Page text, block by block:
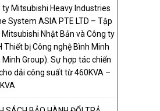
ty Mitsubishi Heavy Industries
System ASIA PTE LTD – Tập
Nhật Bản và Công ty
Thiết bị Công nghệ Bình Minh
Minh Group). Sự hợp tác chiến
dải công suất từ 460KVA –